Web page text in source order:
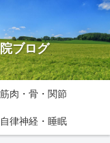
ブログ
筋肉・骨・関節
自律神経・睡眠